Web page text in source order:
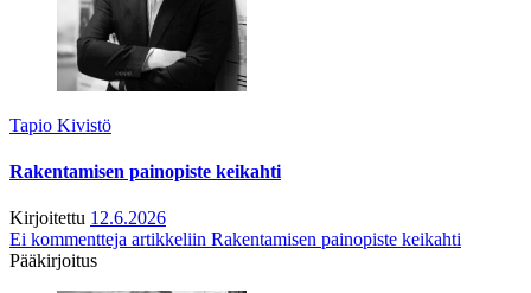
Tapio Kivistö
Rakentamisen painopiste keikahti
Kirjoitettu 12.6.2026
Ei kommentteja artikkeliin Rakentamisen painopiste keikahti
Pääkirjoitus